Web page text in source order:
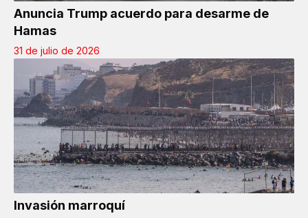
Anuncia Trump acuerdo para desarme de
Hamas
31 de julio de 2026
Invasión marroquí